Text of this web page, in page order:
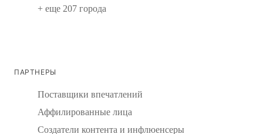
+ еще 207 города
ПАРТНЕРЫ
Поставщики впечатлений
Аффилированные лица
Создатели контента и инфлюенсеры